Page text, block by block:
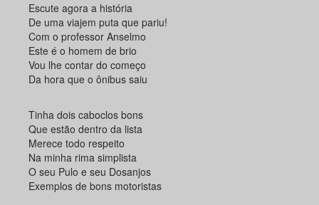
Escute agora a história
De uma viajem puta que pariu!
Com o professor Anselmo
Este é o homem de brio
Vou lhe contar do começo
Da hora que o ônibus saiu
Tinha dois caboclos bons
Que estão dentro da lista
Merece todo respeito
Na minha rima simplista
O seu Pulo e seu Dosanjos
Exemplos de bons motoristas